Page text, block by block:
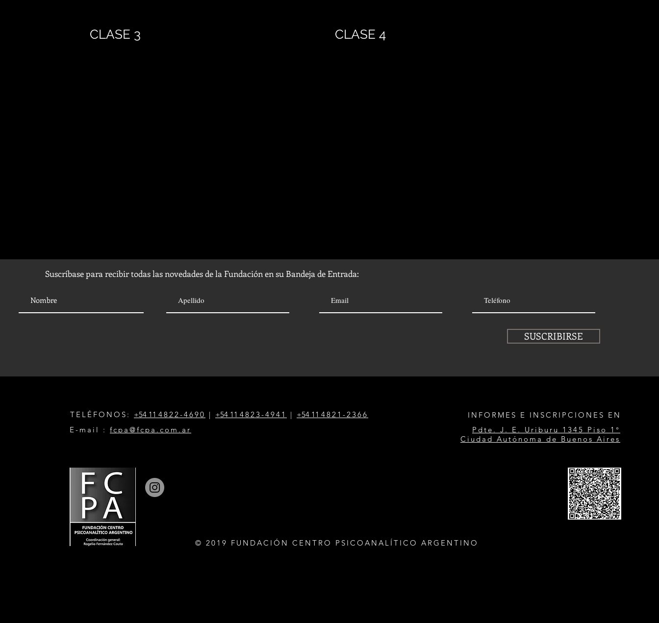
CLASE 3 CLASE 4
Suscríbase para recibir todas las novedades de la Fundación en su Bandeja de Entrada:
SUSCRIBIRSE
TELÉFONOS: +54 11 4822-4690 | +54 1 1 4823-4941 | +54 1 1 4821-2366
E-mail : fcpa@fcpa.com.ar
INFORMES E INSCRIPCIONES EN
Pdte. J. E. Uriburu 1345 Piso 1°
Ciudad Autónoma de Buenos Aires
© 2019 FUNDACIÓN CENTRO PSICOANALÍTICO ARGENTINO